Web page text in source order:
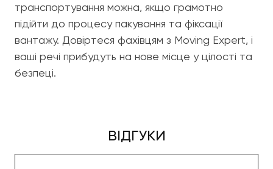
транспортування можна, якщо грамотно
підійти до процесу пакування та фіксації
вантажу. Довіртеся фахівцям з Moving Expert, і
ваші речі прибудуть на нове місце у цілості та
безпеці.
ВІДГУКИ